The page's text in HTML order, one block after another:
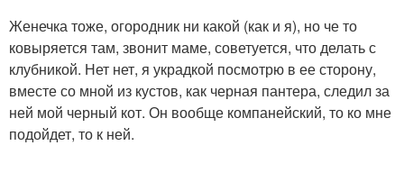
Женечка тоже, огородник ни какой (как и я), но че то
ковыряется там, звонит маме, советуется, что делать с
клубникой. Нет нет, я украдкой посмотрю в ее сторону,
вместе со мной из кустов, как черная пантера, следил за
ней мой черный кот. Он вообще компанейский, то ко мне
подойдет, то к ней.